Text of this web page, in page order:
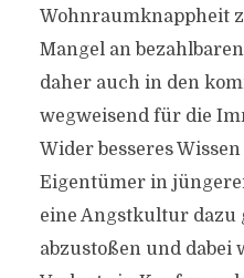
Wohnraumknappheit
Mangel an
daher auch in den
wegweisend für die
Wider besseres
Eigentümer in
eine Angstkultur dazu
abzustoßen und dabei